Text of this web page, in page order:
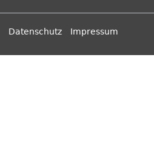
Datenschutz Impressum